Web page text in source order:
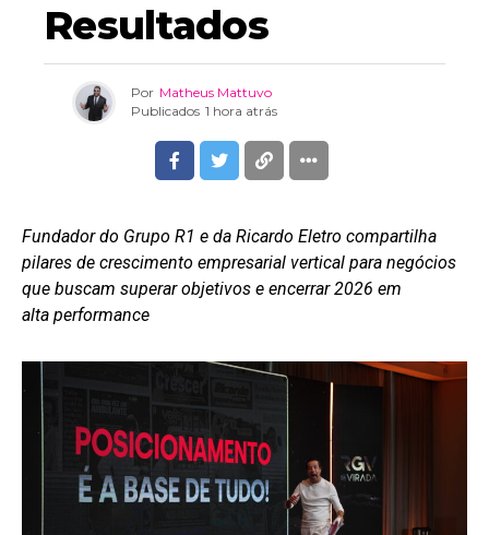
Resultados
Por Matheus Mattuvo
Publicados 1 hora atrás
Fundador do Grupo R1 e da Ricardo Eletro compartilha
pilares de crescimento empresarial vertical para negócios
que buscam superar objetivos e encerrar 2026 em
alta performance